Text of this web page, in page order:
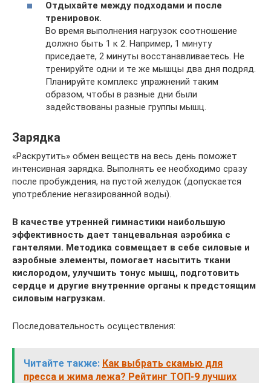
Отдыхайте между подходами и после
тренировок.
Во время выполнения нагрузок соотношение
должно быть 1 к 2. Например, 1 минуту
приседаете, 2 минуты восстанавливаетесь. Не
тренируйте одни и те же мышцы два дня подряд.
Планируйте комплекс упражнений таким
образом, чтобы в разные дни были
задействованы разные группы мышц.
Зарядка
«Раскрутить» обмен веществ на весь день поможет
интенсивная зарядка. Выполнять ее необходимо сразу
после пробуждения, на пустой желудок (допускается
употребление негазированной воды).
В качестве утренней гимнастики наибольшую
эффективность дает танцевальная аэробика с
гантелями. Методика совмещает в себе силовые и
аэробные элементы, помогает насытить ткани
кислородом, улучшить тонус мышц, подготовить
сердце и другие внутренние органы к предстоящим
силовым нагрузкам.
Последовательность осуществления:
Читайте также: Как выбрать скамью для
пресса и жима лежа? Рейтинг ТОП-9 лучших